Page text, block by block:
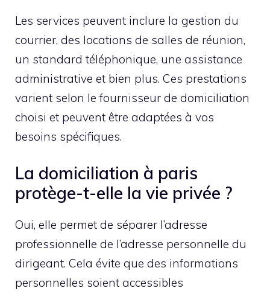
Les services peuvent inclure la gestion du
courrier, des locations de salles de réunion,
un standard téléphonique, une assistance
administrative et bien plus. Ces prestations
varient selon le fournisseur de domiciliation
choisi et peuvent être adaptées à vos
besoins spécifiques.
La domiciliation à paris
protège-t-elle la vie privée ?
Oui, elle permet de séparer l’adresse
professionnelle de l’adresse personnelle du
dirigeant. Cela évite que des informations
personnelles soient accessibles